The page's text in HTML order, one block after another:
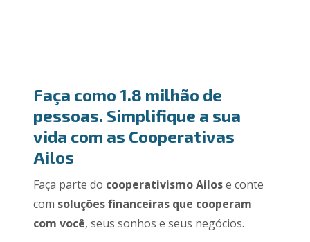
Faça como 1.8 milhão de
pessoas. Simplifique a sua
vida com as Cooperativas
Ailos
Faça parte do cooperativismo Ailose conte
com soluções financeiras que cooperam
com você, seus sonhos e seus negócios.